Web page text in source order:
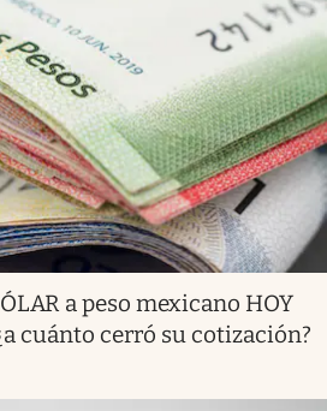
a peso mexicano HOY
cuánto cerró su cotización?